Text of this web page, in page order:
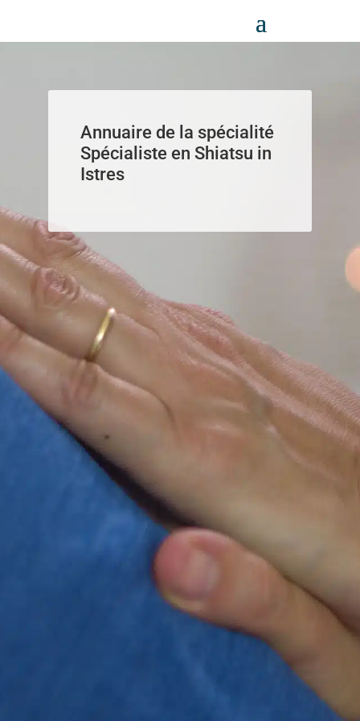
Annuaire de la spécialité
Spécialiste en Shiatsu in
Istres